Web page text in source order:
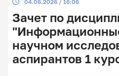
04.06.2026 / 16:06
Зачет по
научном
аспирантов 1